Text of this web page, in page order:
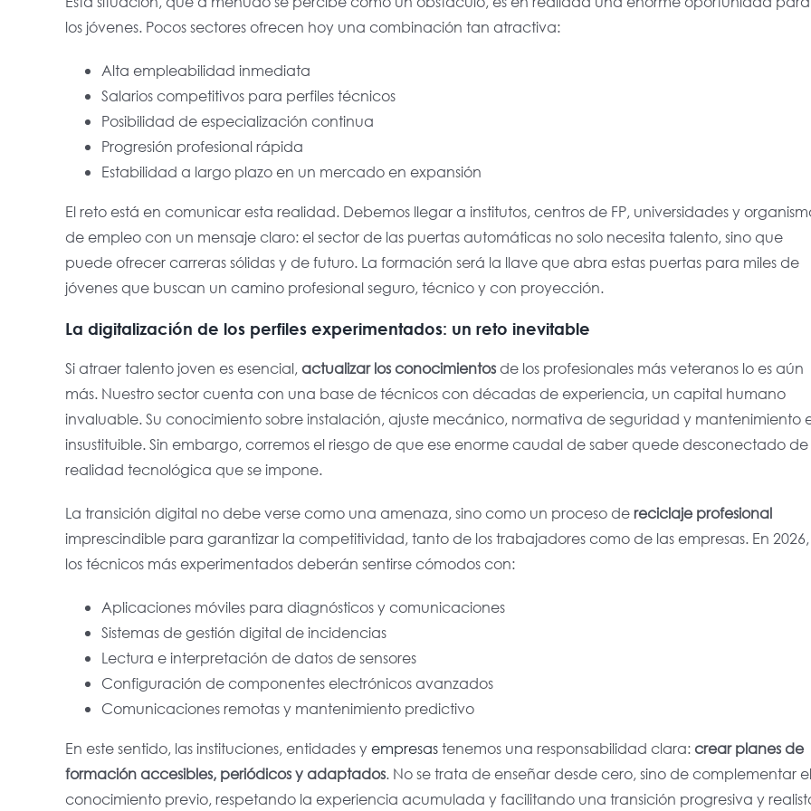
los jóvenes. Pocos sectores ofrecen hoy una combinación tan atractiva:
Alta empleabilidad inmediata
Salarios competitivos para perfiles técnicos
Posibilidad de especialización continua
Progresión profesional rápida
Estabilidad a largo plazo en un mercado en expansión
El reto está en comunicar esta realidad. Debemos llegar a institutos, centros de FP, universidades y
de empleo con un mensaje claro:el sector de las puertas automáticas no solo necesita talento, sino que
puede ofrecer carreras sólidas y de futuro. La formación será la llave que abra estas puertas para miles de
jóvenes que buscan un camino profesional seguro, técnico y con proyección.
La digitalización de los perfiles experimentados: un reto inevitable
Si atraer talento joven es esencial, actualizar los conocimientos de los profesionales más veteranos lo es aún
más. Nuestro sector cuenta con una base de técnicos con décadas de experiencia, un capital humano
invaluable. Su conocimiento sobre instalación, ajuste mecánico, normativa de seguridad y mantenimiento
insustituible. Sin embargo, corremos el riesgo de que ese enorme caudal de saber quede desconectado
realidad tecnológica que se impone.
La transición digital no debe verse como una amenaza, sino como un proceso dereciclaje profesional
imprescindible para garantizar la competitividad, tanto de los trabajadores como de las empresas. En 2026,
los técnicos más experimentados deberán sentirse cómodos con:
Aplicaciones móviles para diagnósticos y comunicaciones
Sistemas de gestión digital de incidencias
Lectura e interpretación de datos de sensores
Configuración de componentes electrónicos avanzados
Comunicaciones remotas y mantenimiento predictivo
En este sentido, las instituciones, entidades yempresastenemos una responsabilidad clara:crear planes de
formación accesibles, periódicos y adaptados. No se trata de enseñar desde cero, sino decomplementar el
conocimiento previo, respetando la experiencia acumulada y facilitando una transición progresiva y